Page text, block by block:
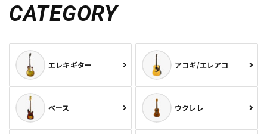
CATEGORY
エレキギター アコギ/エレアコ
ベース ウクレレ